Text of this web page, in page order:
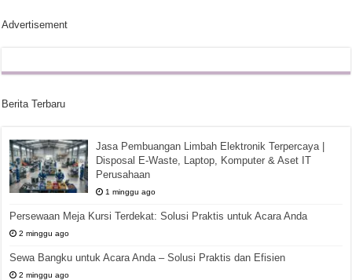
Advertisement
Berita Terbaru
Jasa Pembuangan Limbah Elektronik Terpercaya |
Disposal E-Waste, Laptop, Komputer & Aset IT
Perusahaan
1 minggu ago
Persewaan Meja Kursi Terdekat: Solusi Praktis untuk Acara Anda
2 minggu ago
Sewa Bangku untuk Acara Anda – Solusi Praktis dan Efisien
2 minggu ago